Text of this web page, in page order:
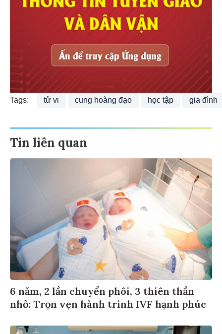
Tags: tử vi cung hoàng đạo học tập gia đình
Tin liên quan
6 năm, 2 lần chuyển phôi, 3 thiên thần
nhỏ: Trọn vẹn hành trình IVF hạnh phúc